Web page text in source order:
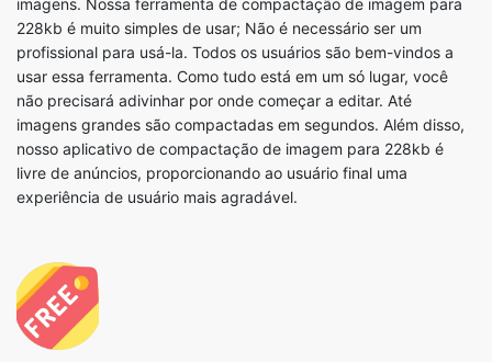
não precisará adivinhar por onde começar a editar. Até
imagens grandes são compactadas em segundos. Além disso,
nosso aplicativo de compactação de imagem para 228kb é
livre de anúncios, proporcionando ao usuário final uma
experiência de usuário mais agradável.
Gratuito
Você pode usar todas as nossas ferramentas gratuitamente,
incluindo nossa ferramenta de compactação de imagem para